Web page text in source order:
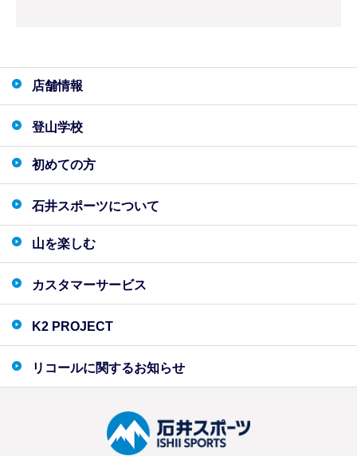
店舗情報
登山学校
初めての方
石井スポーツについて
山を楽しむ
カスタマーサービス
K2 PROJECT
リコールに関するお知らせ